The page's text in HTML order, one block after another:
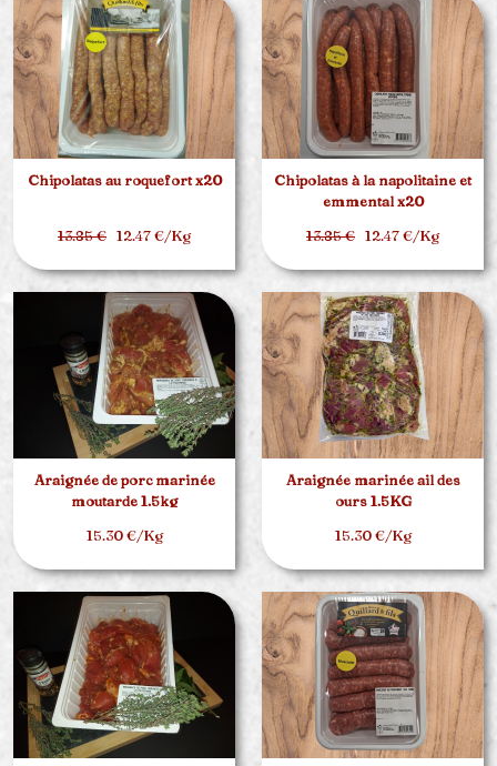
Chipolatas au roquefort x20
13.85 € 12.47 €/Kg
Chipolatas à la napolitaine et
emmental x20
13.85 € 12.47 €/Kg
Araignée de porc marinée
moutarde 1.5kg
15.30 €/Kg
Araignée marinée ail des
ours 1.5KG
15.30 €/Kg